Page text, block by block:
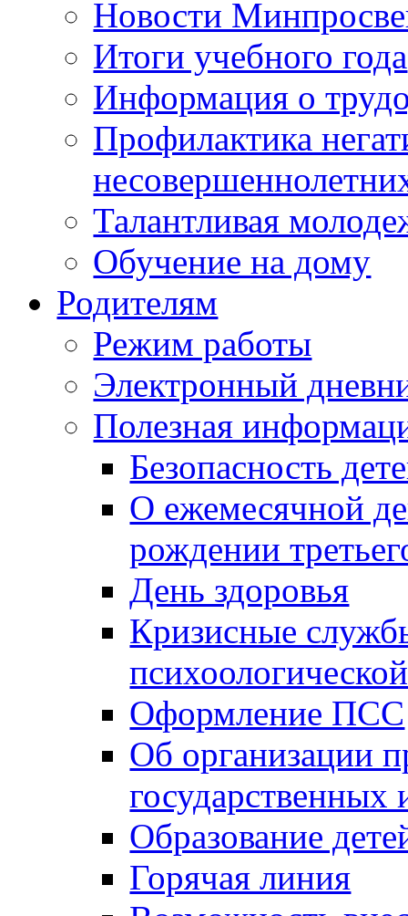
Новости
Итоги учебного года
Информация о
Профилактика
Талантливая
Обучение на дому
Родителям
Режим работы
Электронный
Полезная
Безопасность
О ежемесячной
рождении
День здоровья
Кризисные
Оформление ПСС
Об организации
Образование
Горячая линия